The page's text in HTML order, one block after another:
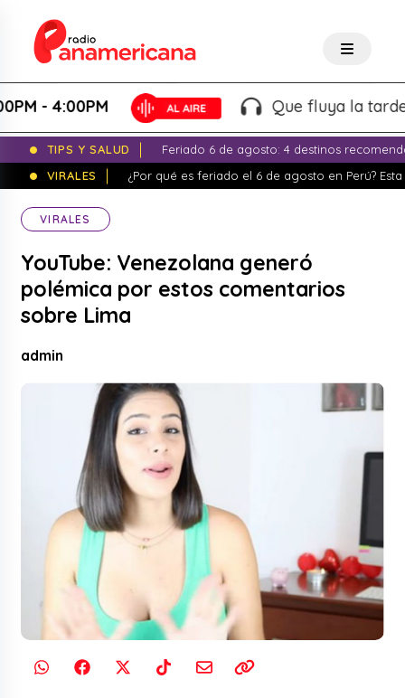
4:00PM Que fluya la tarde! -
TIPS Y SALUD
Feriado 6 de agosto: 4 destinos
VIRALES
¿Por qué es feriado el 6 de agosto en Perú?
VIRALES
YouTube: Venezolana generó
polémica por estos comentarios
sobre Lima
admin